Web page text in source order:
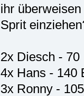
ihr
Sprit
2x Diesch - 70
4x Hans - 140
3x Ronny -